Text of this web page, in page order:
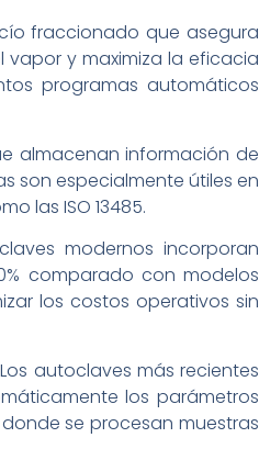
fraccionado que asegura
y maximiza la eficacia
programas automáticos
almacenan información de
son especialmente útiles en
las ISO 13485.
modernos incorporan
comparado con modelos
los costos operativos sin
autoclaves más recientes
los parámetros
se procesan muestras